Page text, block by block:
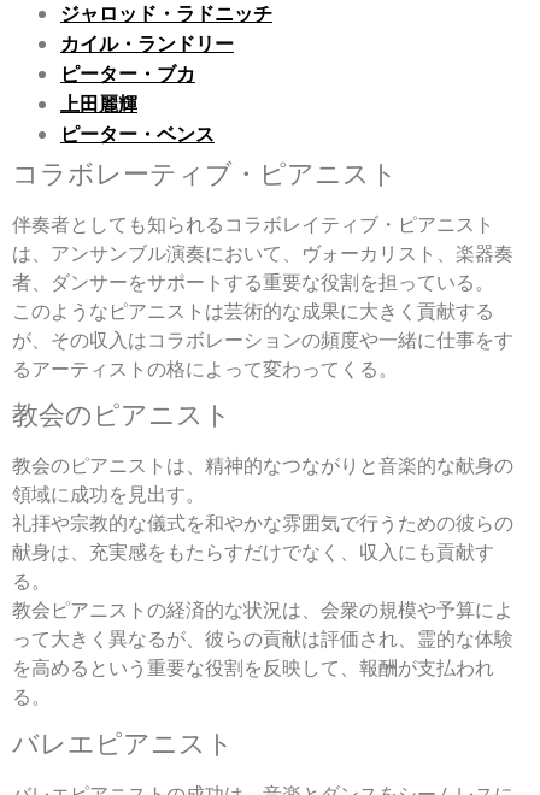
ジャロッド・ラドニッチ
カイル・ランドリー
ピーター・ブカ
上田麗輝
ピーター・ベンス
コラボレーティブ・ピアニスト
伴奏者としても知られるコラボレイティブ・ピアニスト
は、アンサンブル演奏において、ヴォーカリスト、楽器奏
者、ダンサーをサポートする重要な役割を担っている。
このようなピアニストは芸術的な成果に大きく貢献する
が、その収入はコラボレーションの頻度や一緒に仕事をす
るアーティストの格によって変わってくる。
教会のピアニスト
教会のピアニストは、精神的なつながりと音楽的な献身の
領域に成功を見出す。
礼拝や宗教的な儀式を和やかな雰囲気で行うための彼らの
献身は、充実感をもたらすだけでなく、収入にも貢献す
る。
教会ピアニストの経済的な状況は、会衆の規模や予算によ
って大きく異なるが、彼らの貢献は評価され、霊的な体験
を高めるという重要な役割を反映して、報酬が支払われ
る。
バレエピアニスト